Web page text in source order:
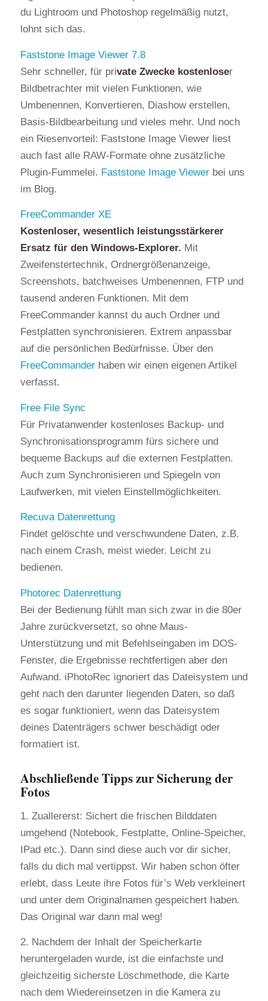
du Lightroom und Photoshop regelmäßig nutzt,
lohnt sich das.
Faststone Image Viewer 7.8
Sehr schneller, für private Zwecke kostenloser
Bildbetrachter mit vielen Funktionen, wie
Umbenennen, Konvertieren, Diashow erstellen,
Basis-Bildbearbeitung und vieles mehr. Und noch
ein Riesenvorteil: Faststone Image Viewer liest
auch fast alle RAW-Formate ohne zusätzliche
Plugin-Fummelei. Faststone Image Viewerbei uns
im Blog.
FreeCommander XE
Kostenloser, wesentlich leistungsstärkerer
Ersatz für den Windows-Explorer. Mit
Zweifenstertechnik, Ordnergrößenanzeige,
Screenshots, batchweises Umbenennen, FTP und
tausend anderen Funktionen. Mit dem
FreeCommander kannst du auch Ordner und
Festplatten synchronisieren. Extrem anpassbar
auf die persönlichen Bedürfnisse. Über den
FreeCommanderhaben wir einen eigenen Artikel
verfasst.
Free File Sync
Für Privatanwender kostenloses Backup- und
Synchronisationsprogramm fürs sichere und
bequeme Backups auf die externen Festplatten.
Auch zum Synchronisieren und Spiegeln von
Laufwerken, mit vielen Einstellmöglichkeiten.
Recuva Datenrettung
Findet gelöschte und verschwundene Daten, z.B.
nach einem Crash, meist wieder. Leicht zu
bedienen.
Photorec Datenrettung
Bei der Bedienung fühlt man sich zwar in die 80er
Jahre zurückversetzt, so ohne Maus-
Unterstützung und mit Befehlseingaben im DOS-
Fenster, die Ergebnisse rechtfertigen aber den
Aufwand. iPhotoRec ignoriert das Dateisystem und
geht nach den darunter liegenden Daten, so daß
es sogar funktioniert, wenn das Dateisystem
deines Datenträgers schwer beschädigt oder
formatiert ist.
Abschließende Tipps zur Sicherung der
Fotos
1. Zuallererst: Sichert die frischen Bilddaten
umgehend (Notebook, Festplatte, Online-Speicher,
IPad etc.). Dann sind diese auch vor dir sicher,
falls du dich mal vertippst. Wir haben schon öfter
erlebt, dass Leute ihre Fotos für’s Web verkleinert
und unter dem Originalnamen gespeichert haben.
Das Original war dann mal weg!
2. Nachdem der Inhalt der Speicherkarte
heruntergeladen wurde, ist die einfachste und
gleichzeitig sicherste Löschmethode, die Karte
nach dem Wiedereinsetzen in die Kamera zu